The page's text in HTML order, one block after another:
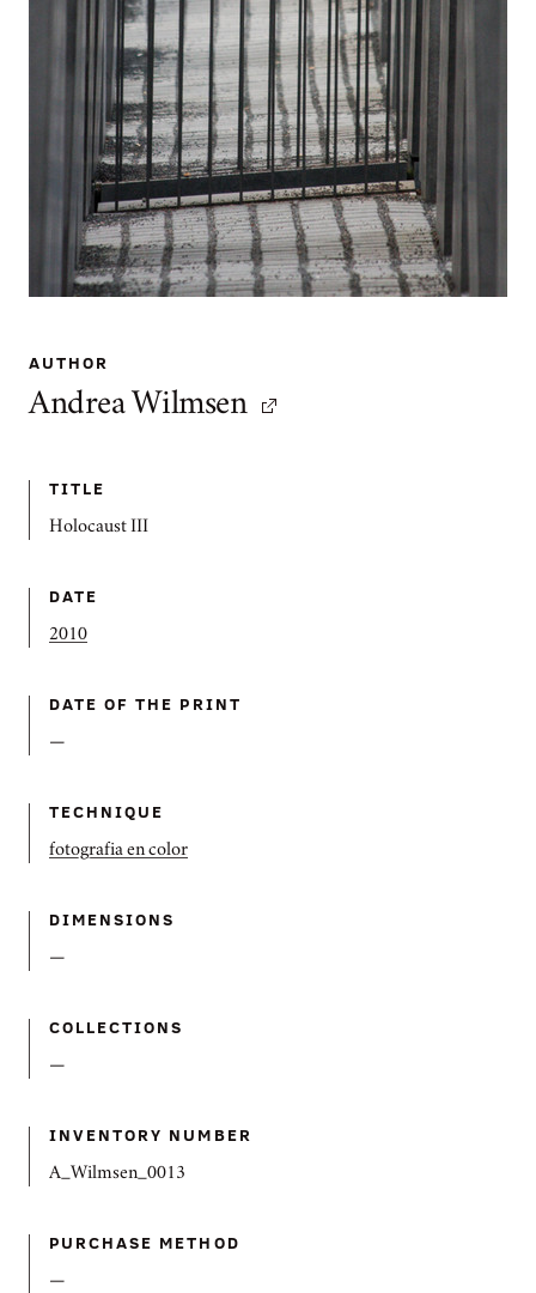
AUTHOR
Andrea Wilmsen
TITLE
Holocaust III
DATE
2010
DATE OF THE PRINT
—
TECHNIQUE
fotografia en color
DIMENSIONS
—
COLLECTIONS
—
INVENTORY NUMBER
A_Wilmsen_0013
PURCHASE METHOD
—